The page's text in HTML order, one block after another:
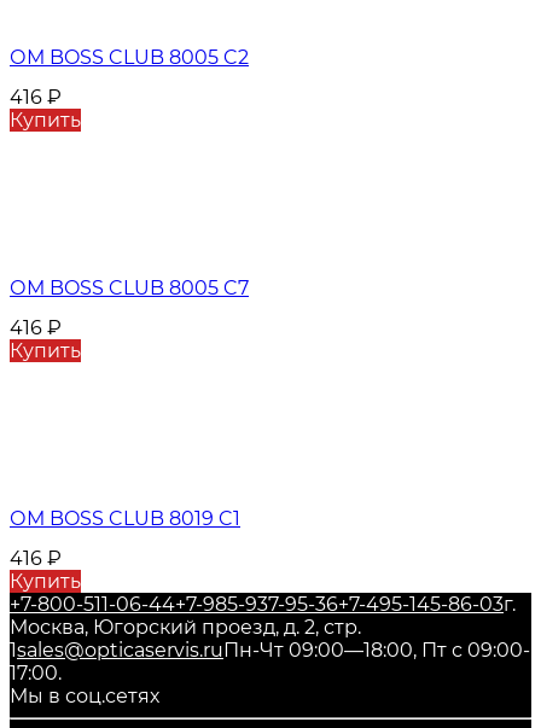
ОМ BOSS CLUB 8005 C2
416 ₽
Купить
ОМ BOSS CLUB 8005 C7
416 ₽
Купить
ОМ BOSS CLUB 8019 C1
416 ₽
Купить
+7-800-511-06-44+7-985-937-95-36+7-495-145-86-03г.
Москва, Югорский проезд, д. 2, стр.
1sales@opticaservis.ruПн-Чт 09:00—18:00, Пт с 09:00-
17:00.
Мы в соц.сетях